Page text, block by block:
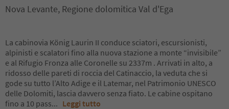
Nova Levante, Regione dolomitica Val d'Ega
La cabinovia König Laurin II conduce sciatori, escursionisti,
alpinisti e scalatori fino alla nuova stazione a monte “invisibile”
e al Rifugio Fronza alle Coronelle su 2337m . Arrivati in alto, a
ridosso delle pareti di roccia del Catinaccio, la veduta che si
gode su tutto l’Alto Adige e il Latemar, nel Patrimonio UNESCO
delle Dolomiti, lascia davvero senza fiato. Le cabine ospitano
fino a 10 pass... Leggi tutto